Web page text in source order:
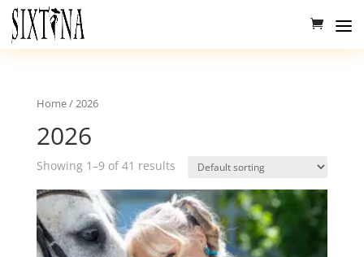
Home/ 2026
2026
Showing 1–9 of 41 results